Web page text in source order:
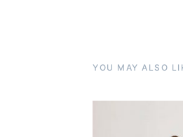
YOU MAY ALSO